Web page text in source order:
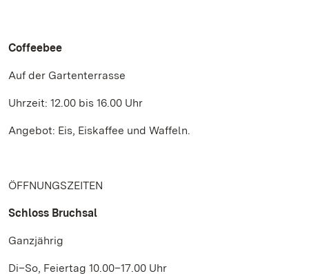
Coffeebee
Auf der Gartenterrasse
Uhrzeit: 12.00 bis 16.00 Uhr
Angebot: Eis, Eiskaffee und Waffeln.
ÖFFNUNGSZEITEN
Schloss Bruchsal
Ganzjährig
Di–So, Feiertag 10.00–17.00 Uhr